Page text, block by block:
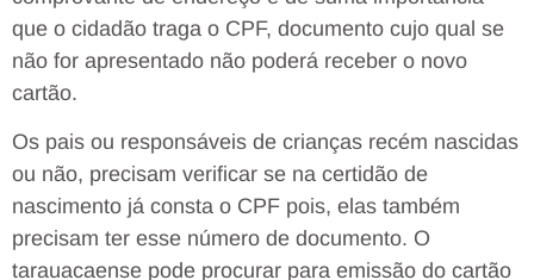
que o cidadão traga o CPF, documento cujo qual se
não for apresentado não poderá receber o novo
cartão.
Os pais ou responsáveis de crianças recém nascidas
ou não, precisam verificar se na certidão de
nascimento já consta o CPF pois, elas também
precisam ter esse número de documento. O
tarauacaense pode procurar para emissão do cartão